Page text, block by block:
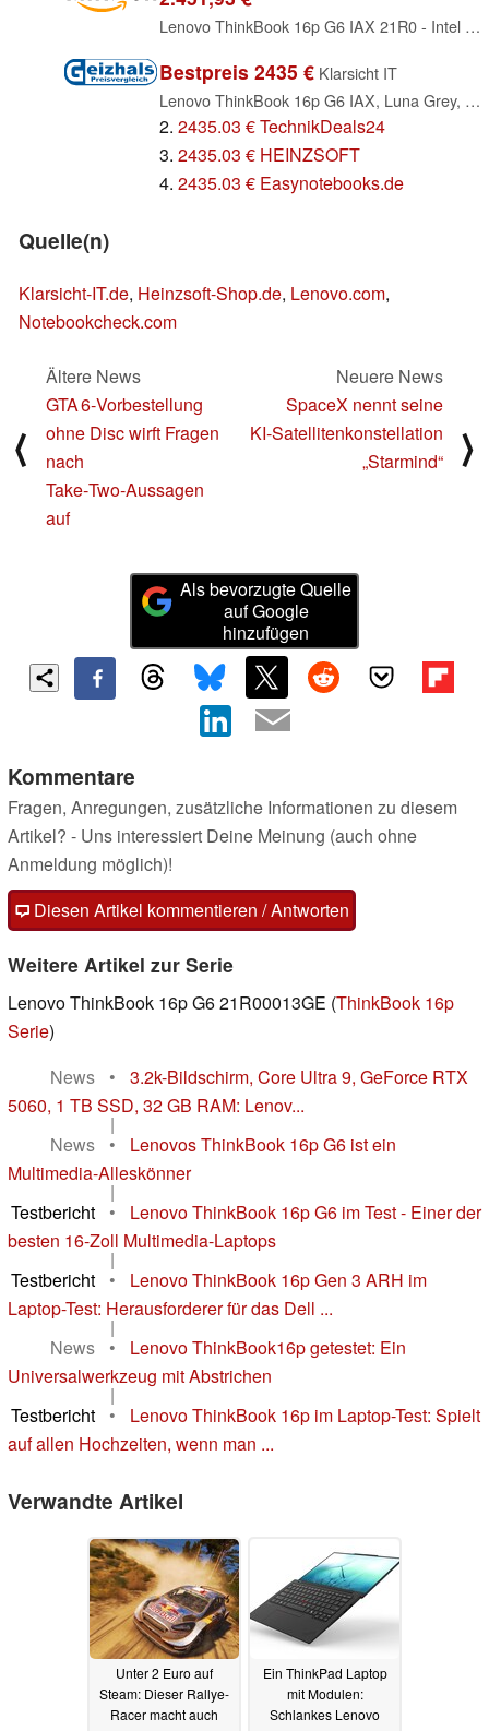
Lenovo ThinkBook 16p G6 IAX 21R0 - Intel Core Ultra 9 275HX - Win 11 Pro - GeForce RTX 5060-32 GB RAM - 1TB SSD NVMe - 40.6 cm (16") IPS 3200 x 2000 (3.2K) @ 165 Hz kbd: Deutsch - mit 1 Jahr Support
Bestpreis 2435 € Klarsicht IT
Lenovo ThinkBook 16p G6 IAX, Luna Grey, Core Ultra 9 275HX, 32GB RAM, 1TB SSD, GeForce RTX 5060, 2000x3200, DE (21R00041GE)
2. 2435.03 € TechnikDeals24
3. 2435.03 € HEINZSOFT
4. 2435.03 € Easynotebooks.de
Quelle(n)
Klarsicht-IT.de, Heinzsoft-Shop.de, Lenovo.com,
Notebookcheck.com
⟨
Ältere News
GTA 6‑Vorbestellung
ohne Disc wirft Fragen
nach
Take‑Two‑Aussagen
auf
Neuere News
SpaceX nennt seine
KI‑Satellitenkonstellation
„Starmind“
⟩
Als bevorzugte Quelle
auf Google
hinzufügen
Kommentare
Fragen, Anregungen, zusätzliche Informationen zu diesem
Artikel? - Uns interessiert Deine Meinung (auch ohne
Anmeldung möglich)!
Diesen Artikel kommentieren / Antworten
Weitere Artikel zur Serie
Lenovo ThinkBook 16p G6 21R00013GE (ThinkBook 16p
Serie)
News
•
3.2k-Bildschirm, Core Ultra 9, GeForce RTX
5060, 1 TB SSD, 32 GB RAM: Lenov...
|
News
•
Lenovos ThinkBook 16p G6 ist ein
Multimedia-Alleskönner
|
Testbericht
•
Lenovo ThinkBook 16p G6 im Test - Einer der
besten 16-Zoll Multimedia-Laptops
|
Testbericht
•
Lenovo ThinkBook 16p Gen 3 ARH im
Laptop-Test: Herausforderer für das Dell ...
|
News
•
Lenovo ThinkBook16p getestet: Ein
Universalwerkzeug mit Abstrichen
|
Testbericht
•
Lenovo ThinkBook 16p im Laptop-Test: Spielt
auf allen Hochzeiten, wenn man ...
Verwandte Artikel
Unter 2 Euro auf
Steam: Dieser Rallye-
Racer macht auch
Ein ThinkPad Laptop
mit Modulen:
Schlankes Lenovo